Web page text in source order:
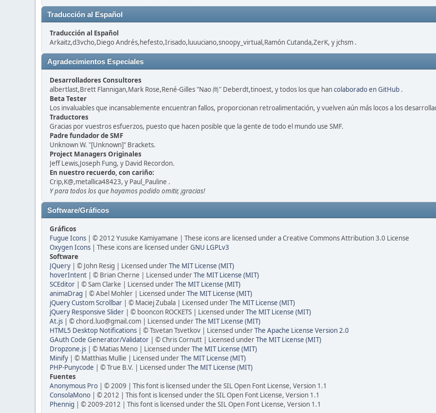
Traducción al Español
Traducción al Español
Arkaitz,d3vcho,Diego Andrés,hefesto,Irisado,luuuciano,snoopy_virtual,Ramón Cutanda,ZerK, y jchsm .
Agradecimientos Especiales
Desarrolladores Consultores
albertlast,Brett Flannigan,Mark Rose,René-Gilles "Nao 尚" Deberdt,tinoest, y todos los que hancolaborado en GitHub .
Beta Tester
Los invaluables que incansablemente encuentran fallos, proporcionan retroalimentación, y vuelven aún más locos a los
Traductores
Gracias por vuestros esfuerzos, puesto que hacen posible que la gente de todo el mundo use SMF.
Padre fundador de SMF
Unknown W. "[Unknown]" Brackets.
Project Managers Originales
Jeff Lewis,Joseph Fung, y David Recordon.
En nuestro recuerdo, con cariño:
Crip,K@,metallica48423, y Paul_Pauline .
Y para todos los que hayamos podido omitir, ¡gracias!
Software/Gráficos
Gráficos
Fugue Icons | © 2012 Yusuke Kamiyamane | These icons are licensed under a Creative Commons Attribution 3.0 License
Oxygen Icons | These icons are licensed underGNU LGPLv3
Software
JQuery | © John Resig | Licensed underThe MIT License (MIT)
hoverIntent | © Brian Cherne | Licensed underThe MIT License (MIT)
SCEditor | © Sam Clarke | Licensed underThe MIT License (MIT)
animaDrag | © Abel Mohler | Licensed underThe MIT License (MIT)
jQuery Custom Scrollbar | © Maciej Zubala | Licensed underThe MIT License (MIT)
jQuery Responsive Slider | © booncon ROCKETS | Licensed underThe MIT License (MIT)
At.js | © chord.luo@gmail.com | Licensed underThe MIT License (MIT)
HTML5 Desktop Notifications | © Tsvetan Tsvetkov | Licensed underThe Apache License Version 2.0
GAuth Code Generator/Validator | © Chris Cornutt | Licensed underThe MIT License (MIT)
Dropzone.js | © Matias Meno | Licensed underThe MIT License (MIT)
Minify | © Matthias Mullie | Licensed underThe MIT License (MIT)
PHP-Punycode | © True B.V. | Licensed underThe MIT License (MIT)
Fuentes
Anonymous Pro | © 2009 | This font is licensed under the SIL Open Font License, Version 1.1
ConsolaMono | © 2012 | This font is licensed under the SIL Open Font License, Version 1.1
Phennig | © 2009-2012 | This font is licensed under the SIL Open Font License, Version 1.1